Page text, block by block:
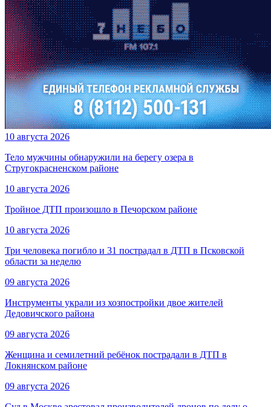
10 августа 2026
Тело мужчины обнаружили на берегу озера в
Стругокрасненском районе
10 августа 2026
Тройное ДТП произошло в Печорском районе
10 августа 2026
Три человека погибло и 31 пострадал в ДТП в Псковской
области за неделю
09 августа 2026
Инструменты украли из хозпостройки двое жителей
Дедовичского района
09 августа 2026
Женщина и семилетний ребёнок пострадали в ДТП в
Локнянском районе
09 августа 2026